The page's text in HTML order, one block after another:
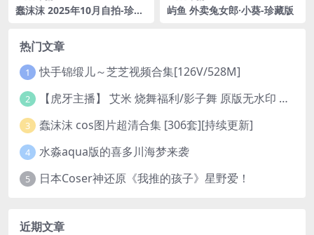
蠢沫沫 2025年10月自拍-珍藏
屿鱼 外卖兔女郎·小葵-珍藏版
热门文章
1 快手锦缎儿～芝芝视频合集[126V/528M]
2 【虎牙主播】 艾米 烧舞福利/影子舞 原版无水印 （1v/130m）
3 蠢沫沫 cos图片超清合集 [306套][持续更新]
4 水淼aqua版的喜多川海梦来袭
5 日本Coser神还原《我推的孩子》星野爱！
近期文章